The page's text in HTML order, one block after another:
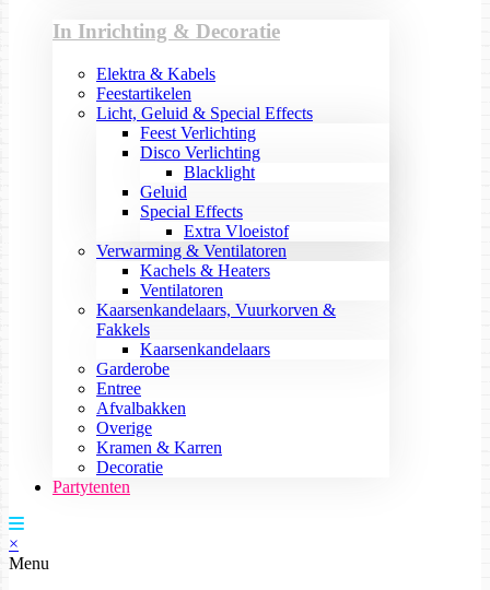
In Inrichting & Decoratie
Elektra & Kabels
Feestartikelen
Licht, Geluid & Special Effects
Feest Verlichting
Disco Verlichting
Blacklight
Geluid
Special Effects
Extra Vloeistof
Verwarming & Ventilatoren
Kachels & Heaters
Ventilatoren
Kaarsenkandelaars, Vuurkorven &
Fakkels
Kaarsenkandelaars
Garderobe
Entree
Afvalbakken
Overige
Kramen & Karren
Decoratie
Partytenten
×
Menu